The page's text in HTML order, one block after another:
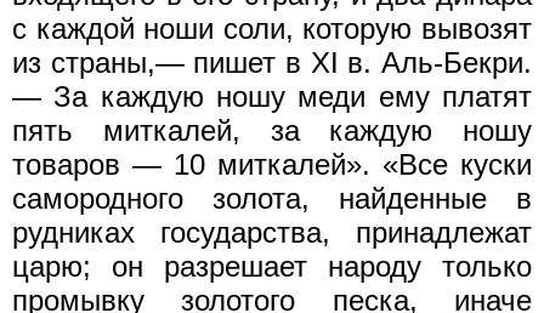
с каждой ноши соли, которую вывозят
из страны,— пишет в XI в. Аль-Бекри.
— За каждую ношу меди ему платят
пять миткалей, за каждую ношу
товаров — 10 миткалей». «Все куски
самородного золота, найденные в
рудниках государства, принадлежат
царю; он разрешает народу только
промывку золотого песка, иначе